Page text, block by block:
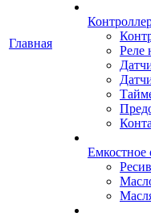
Главная
Реле
Емкостное